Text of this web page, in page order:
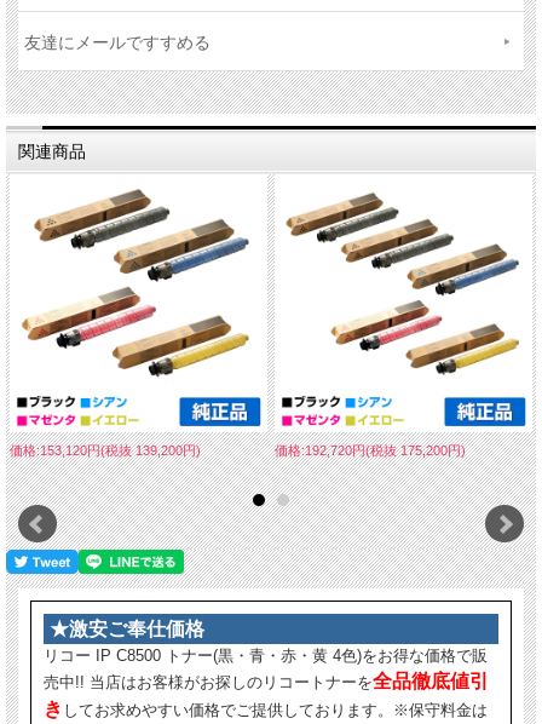
友達にメールですすめる
関連商品
価格:153,120円(税抜 139,200円) 価格:192,720円(税抜 175,200円)
★激安ご奉仕価格
リコー IP C8500 トナー(黒・青・赤・黄 4色)をお得な価格で販
売中!! 当店はお客様がお探しのリコートナーを全品徹底値引
き してお求めやすい価格でご提供しております。※保守料金は